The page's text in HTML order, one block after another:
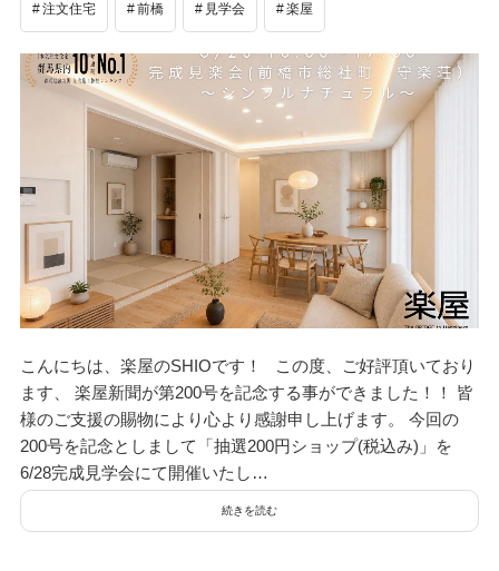
注文住宅 前橋 見学会 楽屋
こんにちは、楽屋のSHIOです！ この度、ご好評頂いており
ます、 楽屋新聞が第200号を記念する事ができました！！ 皆
様のご支援の賜物により心より感謝申し上げます。 今回の
200号を記念としまして「抽選200円ショップ(税込み)」を
6/28完成見学会にて開催いたし…
続きを読む
本気注文住宅なら群馬の工務店｜楽屋（がくや）
お問い合わせ
(受付／10:00～18:00)